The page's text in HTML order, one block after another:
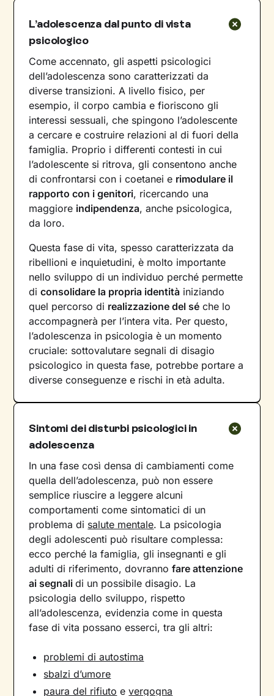
L’adolescenza dal punto di vista
psicologico
Come accennato, gli aspetti psicologici
dell’adolescenza sono caratterizzati da
diverse transizioni. A livello fisico, per
esempio, il corpo cambia e fioriscono gli
interessi sessuali, che spingono l’adolescente
a cercare e costruire relazioni al di fuori della
famiglia. Proprio i differenti contesti in cui
l’adolescente si ritrova, gli consentono anche
di confrontarsi con i coetanei e rimodulare il
rapporto con i genitori, ricercando una
maggiore indipendenza, anche psicologica,
da loro.
Questa fase di vita, spesso caratterizzata da
ribellioni e inquietudini, è molto importante
nello sviluppo di un individuo perché permette
diconsolidare la propria identità iniziando
quel percorso di realizzazione del sé che lo
accompagnerà per l’intera vita. Per questo,
l’adolescenza in psicologia è un momento
cruciale: sottovalutare segnali di disagio
psicologico in questa fase, potrebbe portare a
diverse conseguenze e rischi in età adulta.
Sintomi dei disturbi psicologici in
adolescenza
In una fase così densa di cambiamenti come
quella dell’adolescenza, può non essere
semplice riuscire a leggere alcuni
comportamenti come sintomatici di un
problema di salute mentale. La psicologia
degli adolescenti può risultare complessa:
ecco perché la famiglia, gli insegnanti e gli
adulti di riferimento, dovrannofare attenzione
ai segnalidi un possibile disagio. La
psicologia dello sviluppo, rispetto
all’adolescenza, evidenzia come in questa
fase di vita possano esserci, tra gli altri:
problemi di autostima
sbalzi d’umore
paura del rifiuto evergogna